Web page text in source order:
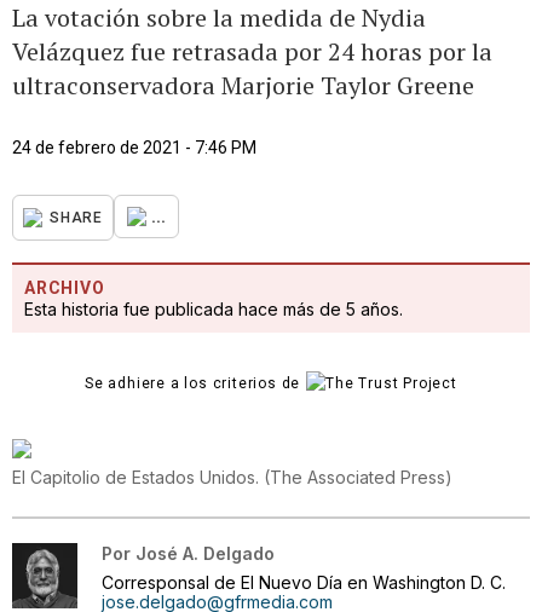
La votación sobre la medida de Nydia
Velázquez fue retrasada por 24 horas por la
ultraconservadora Marjorie Taylor Greene
24 de febrero de 2021 - 7:46 PM
SHARE ...
ARCHIVO
Esta historia fue publicada hace más de 5 años.
Se adhiere a los criterios de
El Capitolio de Estados Unidos. (The Associated Press)
Por José A. Delgado
Corresponsal de El Nuevo Día en Washington D. C.
jose.delgado@gfrmedia.com